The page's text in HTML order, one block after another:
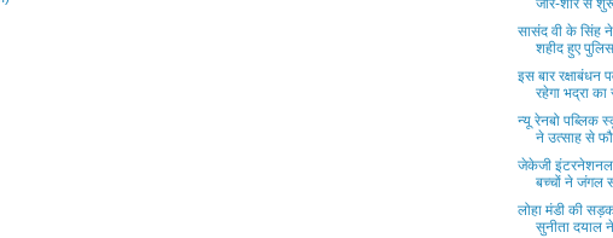
जोर-शोर से
सासंद वी के सिंह
शहीद हुए
इस बार रक्षाबंधन
रहेगा भद्रा
न्यू रेनबो पब्लिक
ने उत्साह से
जेकेजी
बच्चों ने जंगल
लोहा मंडी की
सुनीता दयाल